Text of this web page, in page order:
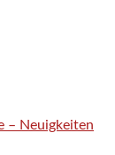
– Neuigkeiten